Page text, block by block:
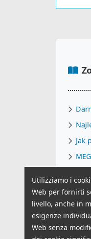
Jak
Utilizziamo i
Web per fornirti
livello, anche in
esigenze
Web senza